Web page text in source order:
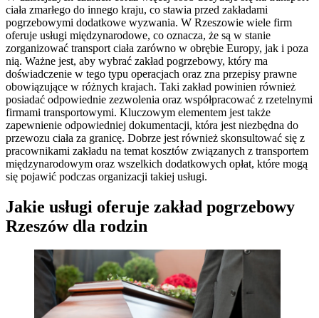
ciała zmarłego do innego kraju, co stawia przed zakładami
pogrzebowymi dodatkowe wyzwania. W Rzeszowie wiele firm
oferuje usługi międzynarodowe, co oznacza, że są w stanie
zorganizować transport ciała zarówno w obrębie Europy, jak i poza
nią. Ważne jest, aby wybrać zakład pogrzebowy, który ma
doświadczenie w tego typu operacjach oraz zna przepisy prawne
obowiązujące w różnych krajach. Taki zakład powinien również
posiadać odpowiednie zezwolenia oraz współpracować z rzetelnymi
firmami transportowymi. Kluczowym elementem jest także
zapewnienie odpowiedniej dokumentacji, która jest niezbędna do
przewozu ciała za granicę. Dobrze jest również skonsultować się z
pracownikami zakładu na temat kosztów związanych z transportem
międzynarodowym oraz wszelkich dodatkowych opłat, które mogą
się pojawić podczas organizacji takiej usługi.
Jakie usługi oferuje zakład pogrzebowy
Rzeszów dla rodzin